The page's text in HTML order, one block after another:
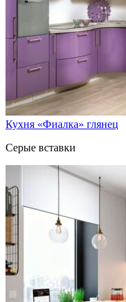
Кухня «Фиалка» глянец
Серые вставки